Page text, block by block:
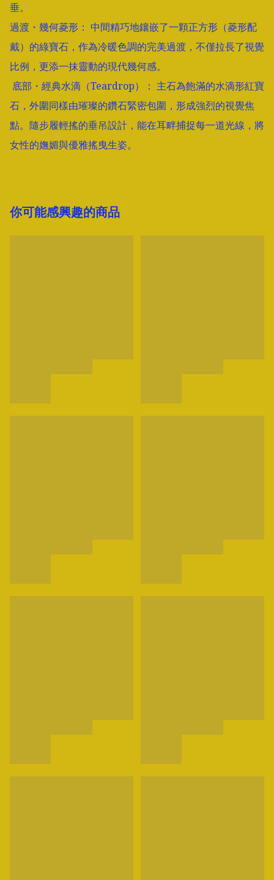
垂。
過渡・幾何菱形： 中間精巧地鑲嵌了一顆正方形（菱形配
戴）的綠寶石，作為冷暖色調的完美過渡，不僅拉長了視覺
比例，更添一抹靈動的現代幾何感。
石，外圍同樣由璀璨的鑽石緊密包圍，形成強烈的視覺焦
點。隨步履輕搖的垂吊設計，能在耳畔捕捉每一道光線，將
女性的嫵媚與優雅搖曳生姿。
你可能感興趣的商品